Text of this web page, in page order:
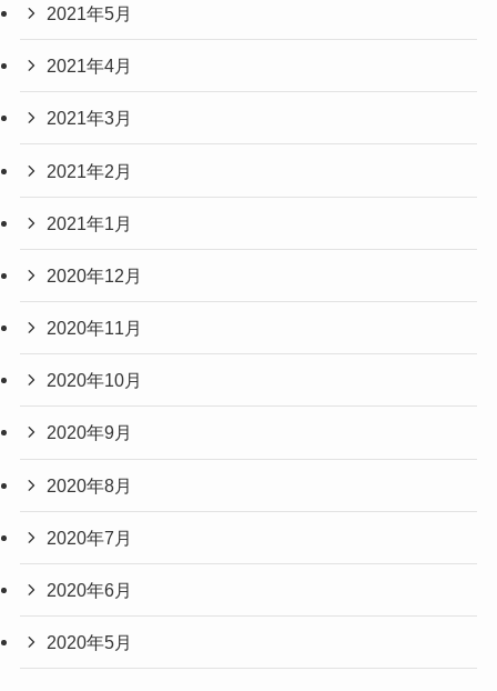
2021年5月
2021年4月
2021年3月
2021年2月
2021年1月
2020年12月
2020年11月
2020年10月
2020年9月
2020年8月
2020年7月
2020年6月
2020年5月